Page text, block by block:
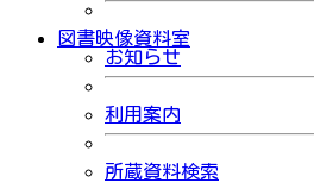
図書映像資料室
お知らせ
利用案内
所蔵資料検索